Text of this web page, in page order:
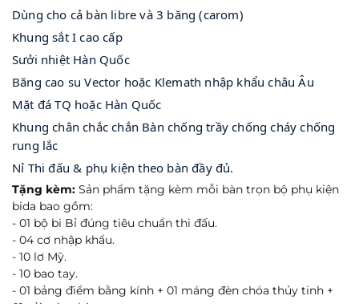
Dùng cho cả bàn libre và 3 băng (carom)
Khung sắt I cao cấp
Sưởi nhiệt Hàn Quốc
Băng cao su Vector hoặc Klemath nhập khẩu châu Âu
Mặt đá TQ hoặc Hàn Quốc
Khung chân chắc chắn Bàn chống trầy chống cháy chống
rung lắc
Nỉ Thi đấu & phụ kiện theo bàn đầy đủ.
Tặng kèm: Sản phẩm tặng kèm mỗi bàn trọn bộ phụ kiện
bida bao gồm:
- 01 bộ bi Bỉ đúng tiêu chuẩn thi đấu.
- 04 cơ nhập khẩu.
- 10 lơ Mỹ.
- 10 bao tay.
- 01 bảng điểm bằng kính + 01 máng đèn chóa thủy tinh +